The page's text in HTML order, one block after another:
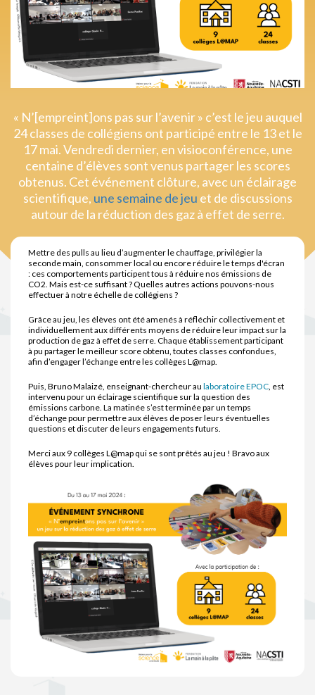
« N’[empreint]ons pas sur l’avenir » c’est le jeu auquel
24 classes de collégiens ont participé entre le 13 et le
17 mai. Vendredi dernier, en visioconférence, une
centaine d’élèves sont venus partager les scores
obtenus. Cet événement clôture, avec un éclairage
scientifique, une semaine de jeu et de discussions
autour de la réduction des gaz à effet de serre.
Mettre des pulls au lieu d’augmenter le chauffage, privilégier la
seconde main, consommer local ou encore réduire le temps d'écran
: ces comportements participent tous à réduire nos émissions de
CO2. Mais est-ce suffisant ? Quelles autres actions pouvons-nous
effectuer à notre échelle de collégiens ?
Grâce au jeu, les élèves ont été amenés à réfléchir collectivement et
individuellement aux différents moyens de réduire leur impact sur la
production de gaz à effet de serre. Chaque établissement participant
à pu partager le meilleur score obtenu, toutes classes confondues,
afin d’engager l’échange entre les collèges L@map.
Puis, Bruno Malaizé, enseignant-chercheur au laboratoire EPOC, est
intervenu pour un éclairage scientifique sur la question des
émissions carbone. La matinée s’est terminée par un temps
d’échange pour permettre aux élèves de poser leurs éventuelles
questions et discuter de leurs engagements futurs.
Merci aux 9 collèges L@map qui se sont prêtés au jeu ! Bravo aux
élèves pour leur implication.